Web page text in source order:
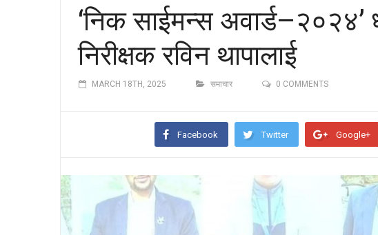
‘निक साईमन्स अवार्ड–२०२४’
निरीक्षक रविन थापालाई
MARCH 18TH, 2025 समाचार 0 COMMENTS
Facebook Twitter Google+